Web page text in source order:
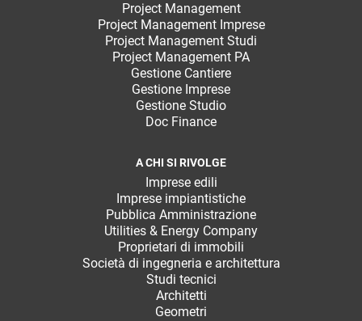
Project Management
Project Management Imprese
Project Management Studi
Project Management PA
Gestione Cantiere
Gestione Imprese
Gestione Studio
Doc Finance
A CHI SI RIVOLGE
Imprese edili
Imprese impiantistiche
Pubblica Amministrazione
Utilities & Energy Company
Proprietari di immobili
Società di ingegneria e architettura
Studi tecnici
Architetti
Geometri